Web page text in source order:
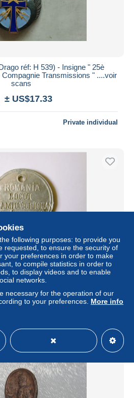
réf: H 539) - Insigne " 25è
Transmissions " ....voir
scans
± US$17.33
Private individual
de Lieuten.roumain de la 2e
Lieuten.dog tag,diam:34 mm
following purposes: to provide you
requested, to ensure the security of
your preferences in order to make
to compile statistics in order to
to display videos and to enable
networks.
necessary for the operation of our
to your preferences. More info